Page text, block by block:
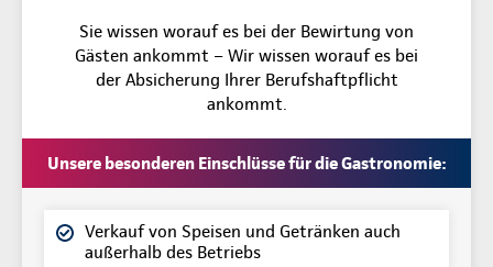
Sie wissen worauf es bei der Bewirtung von
Gästen ankommt – Wir wissen worauf es bei
der Absicherung Ihrer Berufshaftpflicht
ankommt.
Unsere besonderen Einschlüsse für die Gastronomie:
Verkauf von Speisen und Getränken auch
außerhalb des Betriebs